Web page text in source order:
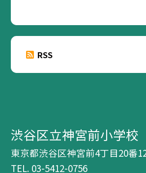
RSS
渋谷区立神宮前小学校
東京都渋谷区神宮前4丁目20番
TEL. 03-5412-0756